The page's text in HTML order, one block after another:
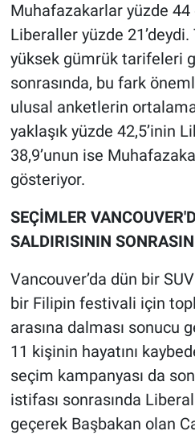
Muhafazakarlar yüzde 44
Liberaller yüzde 21’deydi.
yüksek gümrük tarifeleri
sonrasında, bu fark
ulusal anketlerin
yaklaşık yüzde 42,5’inin
38,9’unun ise
gösteriyor.
SEÇİMLER
SALDIRISININ
Vancouver’da dün bir
bir Filipin festivali için
arasına dalması sonucu
11 kişinin hayatını
seçim kampanyası da
istifası sonrasında
geçerek Başbakan olan